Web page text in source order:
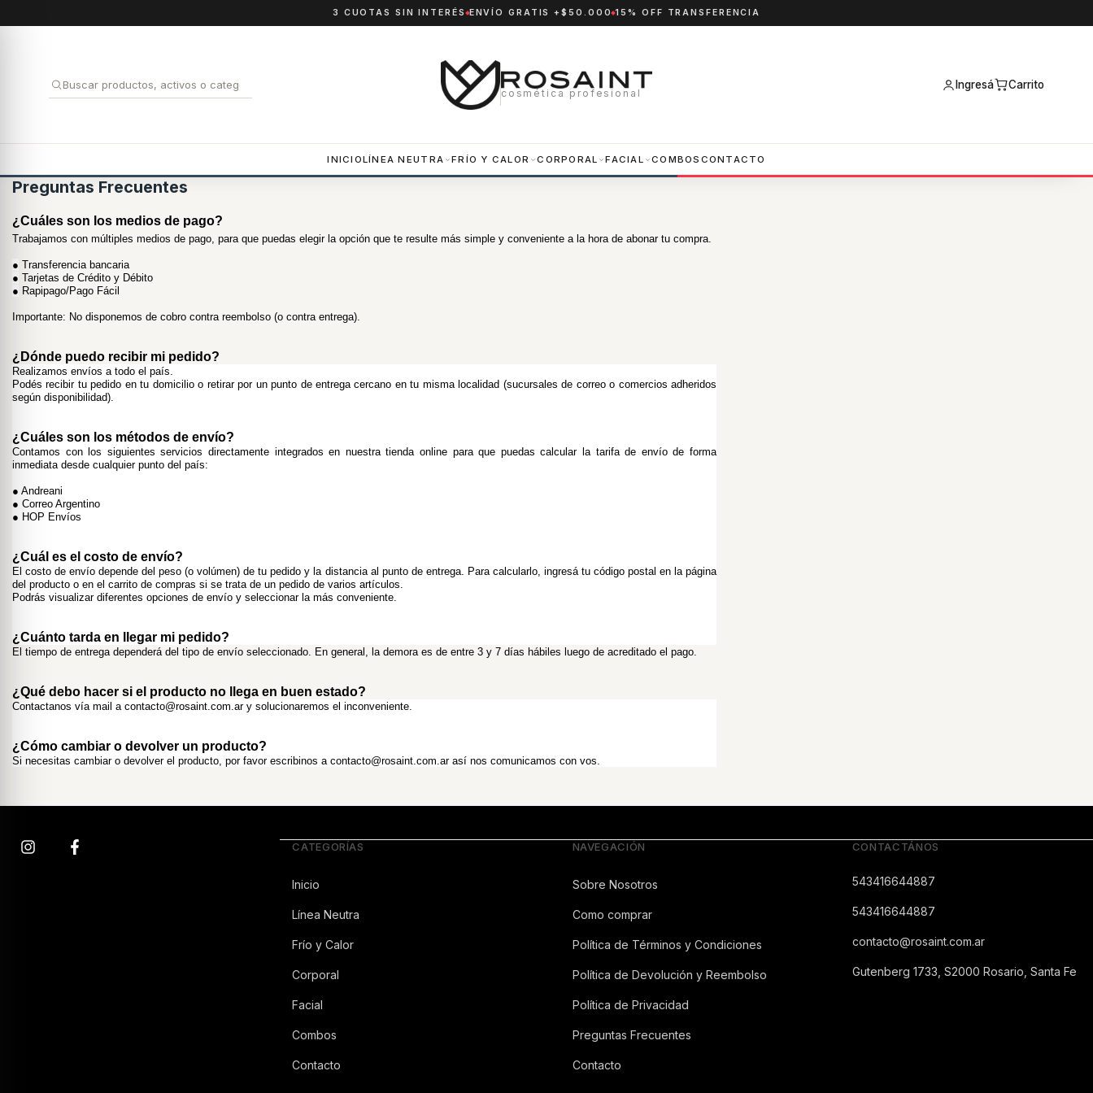
3 CUOTAS SIN INTERÉS ENVÍO GRATIS +$50.000 15% OFF TRANSFERENCIA
cosmética profesional
Ingresá Carrito
INICIOLÍNEA NEUTRA FRÍO Y CALOR CORPORAL FACIAL COMBOS CONTACTO
Preguntas Frecuentes
¿Cuáles son los medios de pago?
Trabajamos con múltiples medios de pago, para que puedas elegir la opción que te resulte más simple y conveniente a la hora de abonar tu compra.
● Transferencia bancaria
● Tarjetas de Crédito y Débito
● Rapipago/Pago Fácil
Importante: No disponemos de cobro contra reembolso (o contra entrega).
¿Dónde puedo recibir mi pedido?
Realizamos envíos a todo el país.
Podés recibir tu pedido en tu domicilio o retirar por un punto de entrega cercano en tu misma localidad (sucursales de correo o comercios adheridos
según disponibilidad).
¿Cuáles son los métodos de envío?
Contamos con los siguientes servicios directamente integrados en nuestra tienda online para que puedas calcular la tarifa de envío de forma
inmediata desde cualquier punto del país:
● Andreani
● Correo Argentino
● HOP Envíos
¿Cuál es el costo de envío?
El costo de envío depende del peso (o volúmen) de tu pedido y la distancia al punto de entrega. Para calcularlo, ingresá tu código postal en la página
del producto o en el carrito de compras si se trata de un pedido de varios artículos.
Podrás visualizar diferentes opciones de envío y seleccionar la más conveniente.
¿Cuánto tarda en llegar mi pedido?
El tiempo de entrega dependerá del tipo de envío seleccionado. En general, la demora es de entre 3 y 7 días hábiles luego de acreditado el pago.
¿Qué debo hacer si el producto no llega en buen estado?
Contactanos vía mail a contacto@rosaint.com.ar y solucionaremos el inconveniente.
¿Cómo cambiar o devolver un producto?
Si necesitas cambiar o devolver el producto, por favor escribinos a contacto@rosaint.com.ar así nos comunicamos con vos.
CATEGORÍAS
Inicio
Línea Neutra
Frío y Calor
Corporal
Facial
Combos
Contacto
NAVEGACIÓN
Sobre Nosotros
Como comprar
Política de Términos y Condiciones
Política de Devolución y Reembolso
Política de Privacidad
Preguntas Frecuentes
Contacto
CONTACTÁNOS
543416644887
543416644887
contacto@rosaint.com.ar
Gutenberg 1733, S2000 Rosario, Santa Fe